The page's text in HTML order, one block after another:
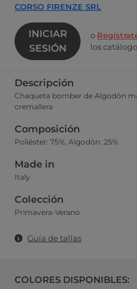
CORSO FIRENZE SRL
INICIAR
SESIÓN
o
los
Descripción
Chaqueta bomber de Algodón
cremallera
Composición
Poliéster: 75%, Algodón: 25%
Made in
Italy
Colección
Primavera-Verano
Guía de tallas
COLORES DISPONIBLES: